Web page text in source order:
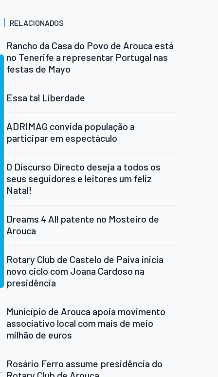
RELACIONADOS
Rancho da Casa do Povo de Arouca está
no Tenerife a representar Portugal nas
festas de Mayo
Essa tal Liberdade
ADRIMAG convida população a
participar em espectáculo
O Discurso Directo deseja a todos os
seus seguidores e leitores um feliz
Natal!
Dreams 4 All patente no Mosteiro de
Arouca
Rotary Club de Castelo de Paiva inicia
novo ciclo com Joana Cardoso na
presidência
Município de Arouca apoia movimento
associativo local com mais de meio
milhão de euros
Rosário Ferro assume presidência do